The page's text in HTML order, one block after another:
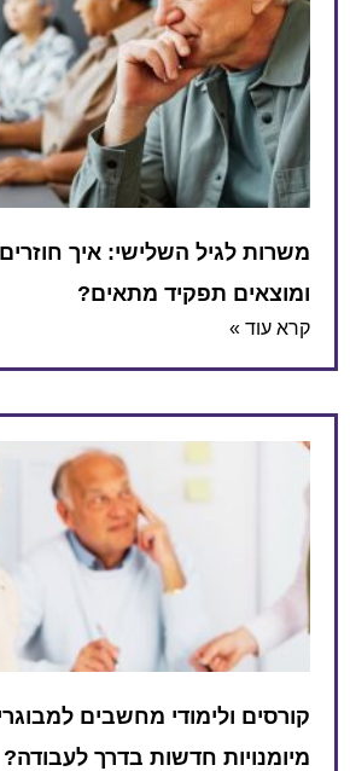
משרות לגיל השלישי: איך
ומוצאים תפקיד מתאים?
קרא עוד »
קורסים ולימודי מחשבים
מיומנויות חדשות בדרך לעבודה?